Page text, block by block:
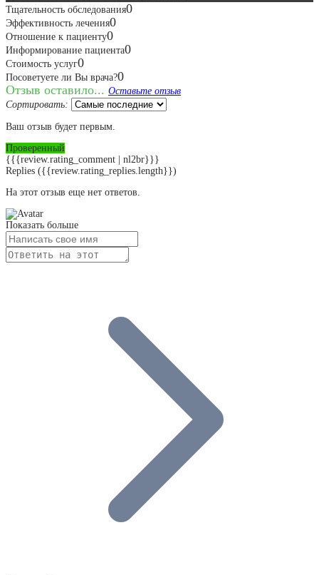
Тщательность обследования0
Эффективность лечения0
Отношение к пациенту0
Информирование пациента0
Стоимость услуг0
Посоветуете ли Вы врача?0
Отзыв оставило... Оставьте отзыв
Сортировать:
Ваш отзыв будет первым.
Проверенный
{{{review.rating_comment | nl2br}}}
Replies ({{review.rating_replies.length}})
На этот отзыв еще нет ответов.
Показать больше